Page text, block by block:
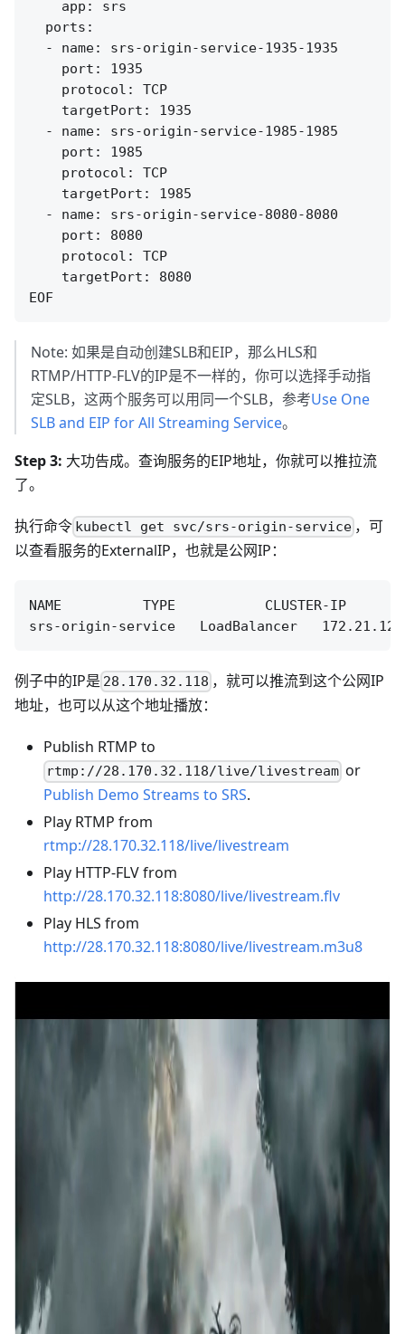
    app: srs
  ports:
  - name: srs-origin-service-1935-1935
    port: 1935
    protocol: TCP
    targetPort: 1935
  - name: srs-origin-service-1985-1985
    port: 1985
    protocol: TCP
    targetPort: 1985
  - name: srs-origin-service-8080-8080
    port: 8080
    protocol: TCP
    targetPort: 8080
Note: 如果是自动创建SLB和EIP，那么HLS和
RTMP/HTTP-FLV的IP是不一样的，你可以选择手动指
定SLB，这两个服务可以用同一个SLB，参考Use One
SLB and EIP for All Streaming Service。
Step 3: 大功告成。查询服务的EIP地址，你就可以推拉流
了。
执行命令 kubectl get svc/srs-origin-service ，可
以查看服务的ExternalIP，也就是公网IP：
NAME          TYPE           CLUSTER-IP
例子中的IP是 28.170.32.118 ，就可以推流到这个公网IP
地址，也可以从这个地址播放：
Publish RTMP to
rtmp://28.170.32.118/live/livestream or
Publish Demo Streams to SRS.
Play RTMP from
rtmp://28.170.32.118/live/livestream
Play HTTP-FLV from
http://28.170.32.118:8080/live/livestream.flv
Play HLS from
http://28.170.32.118:8080/live/livestream.m3u8